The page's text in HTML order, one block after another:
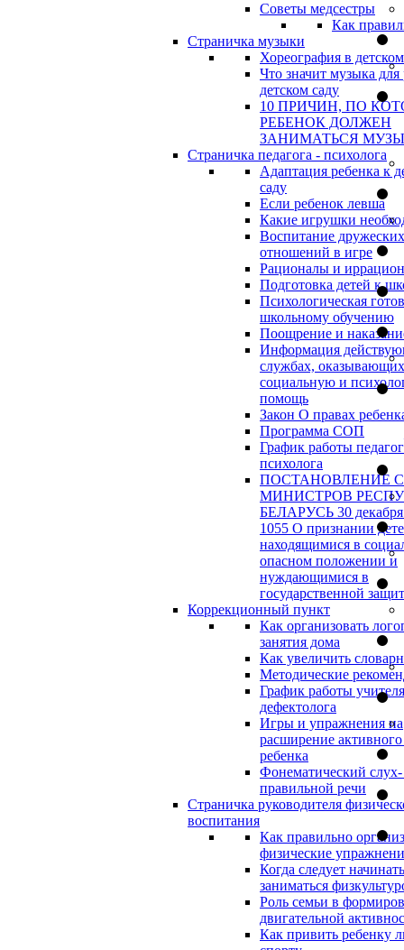
Советы медсестры
Как
Страничка музыки
Хореография в
Что значит музыка для
детском саду
10 ПРИЧИН, ПО
РЕБЕНОК ДОЛЖЕН
ЗАНИМАТЬСЯ
Страничка педагога - психолога
Адаптация ребенка к
саду
Если ребенок левша
Какие игрушки
Воспитание дружеских
отношений в игре
Рационалы и
Подготовка детей к
Психологическая
школьному обучению
Поощрение и
Информация
службах, оказывающих
социальную и
помощь
Закон О правах
Программа СОП
График работы
психолога
ПОСТАНОВЛЕНИЕ
МИНИСТРОВ
БЕЛАРУСЬ 30
1055 О признании
находящимися в
опасном положении и
нуждающимися в
государственной
Коррекционный пункт
Как организовать
занятия дома
Как увеличить
Методические
График работы
дефектолога
Игры и упражнения на
расширение активного
ребенка
Фонематический слух-
правильной речи
Страничка руководителя
воспитания
Как правильно
физические
Когда следует начинать
заниматься
Роль семьи в
двигательной
Как привить ребенку